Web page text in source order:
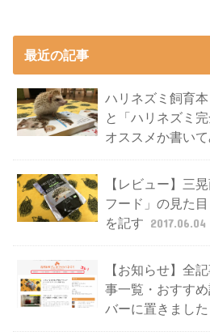
最近の記事
ハリネズミ飼育本
と「ハリネズミ
オススメか書いて
【レビュー】三
フード」の見た
を記す 2017.06.04
【お知らせ】全
事一覧・おすす
バーに置きました